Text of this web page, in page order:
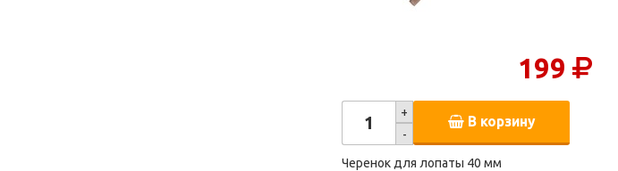
199
+
-
В корзину
Черенок для лопаты 40 мм